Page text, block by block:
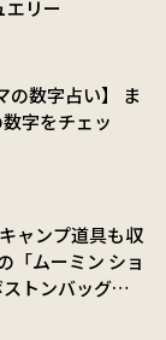
エリー
の数字占い】 ま
字をチェッ
ャンプ道具も収
「ムーミン ショ
トンバッグ」